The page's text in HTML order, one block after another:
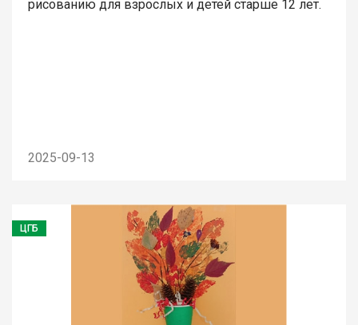
рисованию для взрослых и детей старше 12 лет.
2025-09-13
ЦГБ